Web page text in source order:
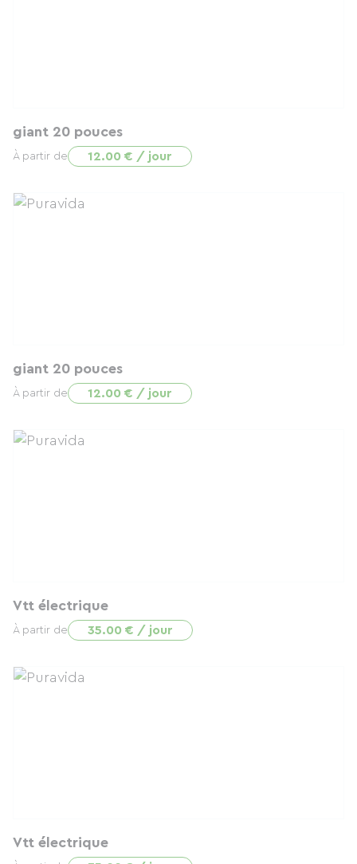
giant 20 pouces
À partir de 12.00 € / jour
giant 20 pouces
À partir de 12.00 € / jour
Vtt électrique
À partir de 35.00 € / jour
Vtt électrique